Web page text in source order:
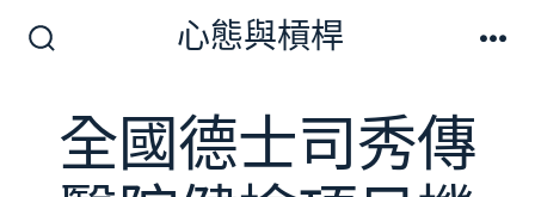
換
開
關
心態與槓桿
全國德士司秀傳